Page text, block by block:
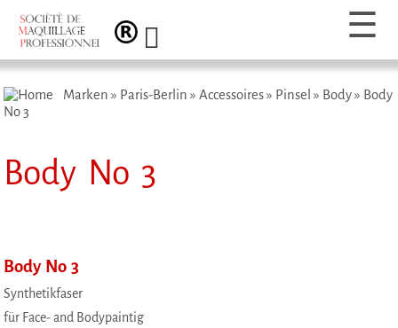
Marken » Paris-Berlin »Accessoires» Pinsel » Body» Body
No 3
Body No 3
Body No 3
Synthetikfaser
für Face- and Bodypaintig